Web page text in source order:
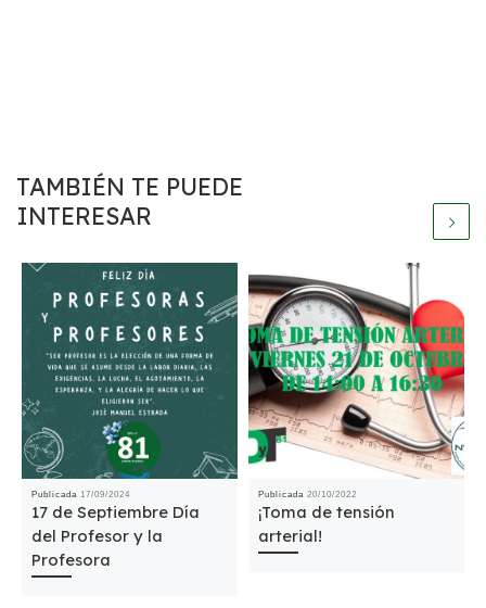
TAMBIÉN TE PUEDE
INTERESAR
Publicada 17/09/2024
17 de Septiembre Día
del Profesor y la
Profesora
Publicada 20/10/2022
¡Toma de tensión
arterial!